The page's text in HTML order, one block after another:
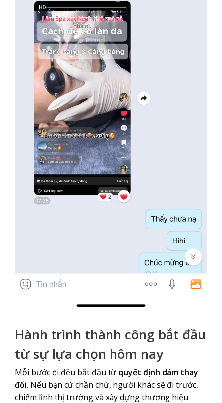
Hành trình thành công bắt đầu
từ sự lựa chọn hôm nay
Mỗi bước đi đều bắt đầu từ quyết định dám thay
đổi. Nếu bạn cứ chần chừ, người khác sẽ đi trước,
chiếm lĩnh thị trường và xây dựng thương hiệu